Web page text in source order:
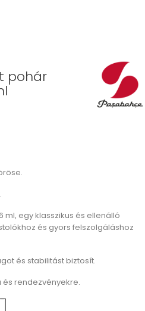
pohár
ml, egy klasszikus és ellenálló
és gyors felszolgáláshoz
és stabilitást biztosít.
rendezvényekre.